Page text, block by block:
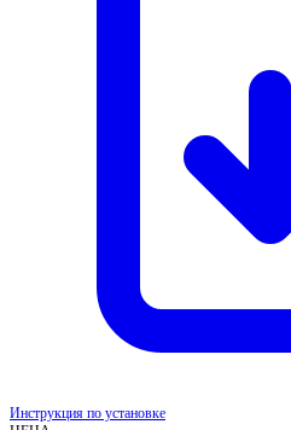
Инструкция по установке